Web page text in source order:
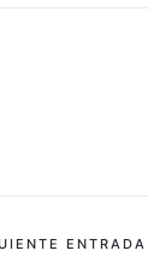
ENTRADA